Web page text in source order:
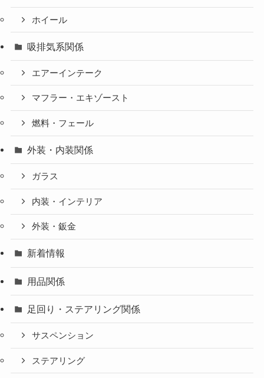
ホイール
吸排気系関係
エアーインテーク
マフラー・エキゾースト
燃料・フェール
外装・内装関係
ガラス
内装・インテリア
外装・鈑金
新着情報
用品関係
足回り・ステアリング関係
サスペンション
ステアリング